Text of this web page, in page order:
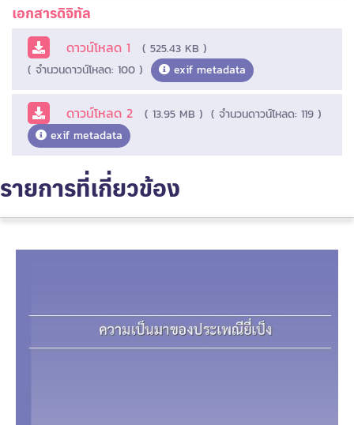
เอกสารดิจิทัล
ดาวน์โหลด 1
( 525.43 KB )
( จำนวนดาวน์โหลด: 100 )
exif metadata
ดาวน์โหลด 2 ( 13.95 MB ) ( จำนวนดาวน์โหลด: 119 )
exif metadata
รายการที่เกี่ยวข้อง